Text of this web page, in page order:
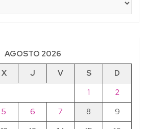
AGOSTO 2026
X J V S
D
1
2
5 6 7 8
9